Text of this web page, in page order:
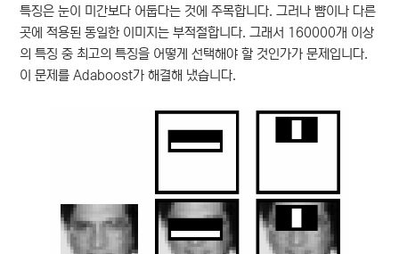
특징은 눈이 미간보다 어둡다는 것에 주목합니다. 그러나 뺨이나 다른
곳에 적용된 동일한 이미지는 부적절합니다. 그래서 160000개 이상
의 특징 중 최고의 특징을 어떻게 선택해야 할 것인가가 문제입니다.
이 문제를 Adaboost가 해결해 냈습니다.